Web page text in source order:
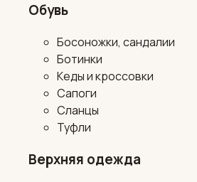
Обувь
Босоножки, сандалии
Ботинки
Кеды и кроссовки
Сапоги
Сланцы
Туфли
Верхняя одежда